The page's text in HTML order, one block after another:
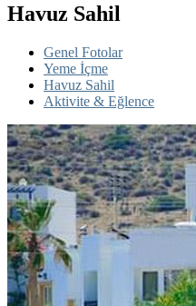
Havuz Sahil
Genel Fotolar
Yeme İçme
Havuz Sahil
Aktivite & Eğlence